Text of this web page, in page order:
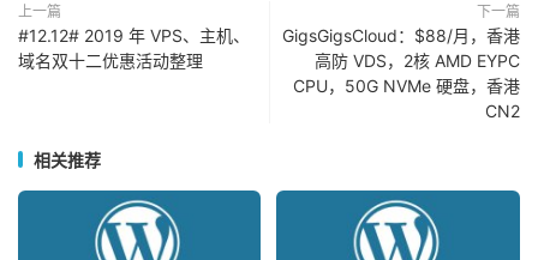
上一篇
#12.12# 2019 年 VPS、主机、
域名双十二优惠活动整理
下一篇
GigsGigsCloud：$88/月，香港
高防 VDS，2核 AMD EYPC
CPU，50G NVMe 硬盘，香港
CN2
相关推荐